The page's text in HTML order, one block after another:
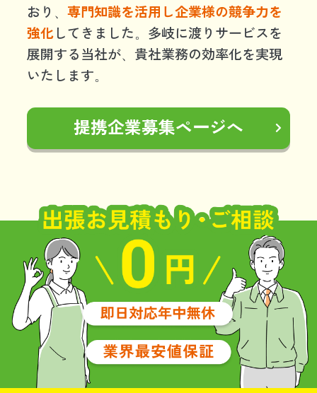
おり、専門知識を活用し企業様の競争力を
強化 してきました。多岐に渡りサービスを
展開する当社が、貴社業務の効率化を実現
いたします。
提携企業募集ページへ